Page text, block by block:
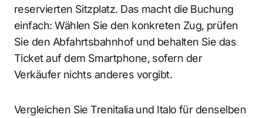
reservierten Sitzplatz. Das macht die Buchung
einfach: Wählen Sie den konkreten Zug, prüfen
Sie den Abfahrtsbahnhof und behalten Sie das
Ticket auf dem Smartphone, sofern der
Verkäufer nichts anderes vorgibt.
Vergleichen Sie Trenitalia und Italo für denselben